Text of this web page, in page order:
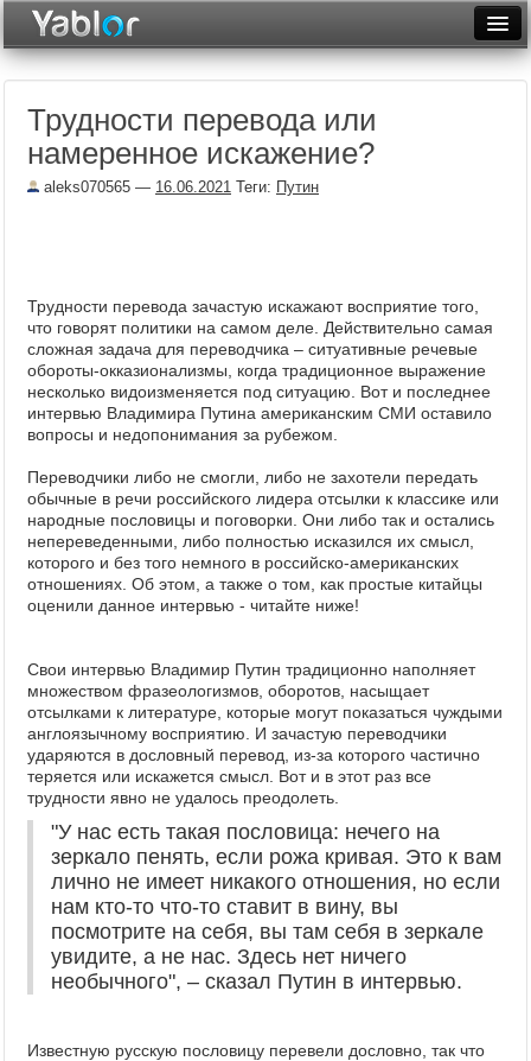
Неделя
Месяц
Фототоп
Видеотоп
Трудности перевода или
намеренное искажение?
aleks070565 — 16.06.2021 Теги: Путин
Трудности перевода зачастую искажают восприятие того,
что говорят политики на самом деле. Действительно самая
сложная задача для переводчика – ситуативные речевые
обороты-окказионализмы, когда традиционное выражение
несколько видоизменяется под ситуацию. Вот и последнее
интервью Владимира Путина американским СМИ оставило
вопросы и недопонимания за рубежом.
Переводчики либо не смогли, либо не захотели передать
обычные в речи российского лидера отсылки к классике или
народные пословицы и поговорки. Они либо так и остались
непереведенными, либо полностью исказился их смысл,
которого и без того немного в российско-американских
отношениях. Об этом, а также о том, как простые китайцы
оценили данное интервью - читайте ниже!
Свои интервью Владимир Путин традиционно наполняет
множеством фразеологизмов, оборотов, насыщает
отсылками к литературе, которые могут показаться чуждыми
англоязычному восприятию. И зачастую переводчики
ударяются в дословный перевод, из-за которого частично
теряется или искажется смысл. Вот и в этот раз все
трудности явно не удалось преодолеть.
"У нас есть такая пословица: нечего на
зеркало пенять, если рожа кривая. Это к вам
лично не имеет никакого отношения, но если
нам кто-то что-то ставит в вину, вы
посмотрите на себя, вы там себя в зеркале
увидите, а не нас. Здесь нет ничего
необычного", – сказал Путин в интервью.
Известную русскую пословицу перевели дословно, так что